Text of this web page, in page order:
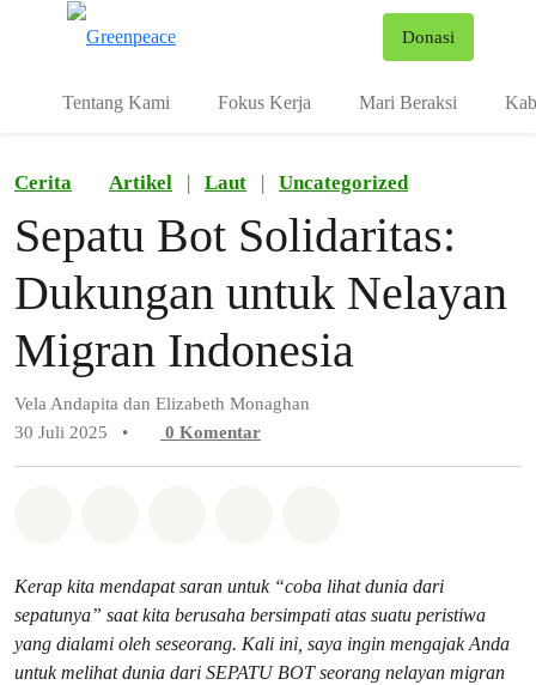
Donasi
Tentang Kami Fokus Kerja Mari Beraksi
Cerita Artikel | Laut | Uncategorized
Sepatu Bot Solidaritas:
Dukungan untuk Nelayan
Migran Indonesia
Vela Andapita dan Elizabeth Monaghan
30 Juli 2025
• 0 Komentar
Kerap kita mendapat saran untuk “coba lihat dunia dari
sepatunya” saat kita berusaha bersimpati atas suatu peristiwa
yang dialami oleh seseorang. Kali ini, saya ingin mengajak Anda
untuk melihat dunia dari SEPATU BOT seorang nelayan migran